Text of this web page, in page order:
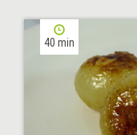
40 min